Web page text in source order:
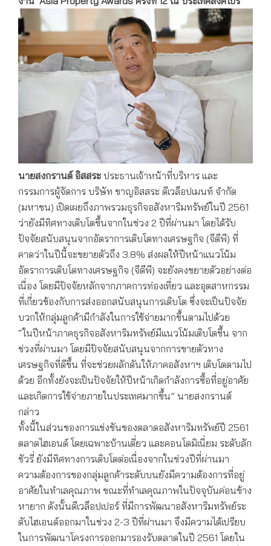
นายสงกรานต์ อิสสระ ประธานเจ้าหน้าที่บริหาร และ
กรรมการผู้จัดการ บริษัท ชาญอิสสระ ดีเวล็อปเมนท์ จำกัด
(มหาชน) เปิดเผยถึงภาพรวมธุรกิจอสังหาริมทรัพย์ในปี 2561
ว่ายังมีทิศทางเติบโตขึ้นจากในช่วง 2 ปีที่ผ่านมา โดยได้รับ
ปัจจัยสนับสนุนจากอัตราการเติบโตทางเศรษฐกิจ (จีดีพี) ที่
คาดว่าในปีนี้จะขยายตัวถึง 3.8% ส่งผลให้ปีหน้าแนวโน้ม
อัตราการเติบโตทางเศรษฐกิจ (จีดีพี) จะยังคงขยายตัวอย่างต่อ
เนื่อง โดยมีปัจจัยหลักจากภาคการท่องเที่ยว และอุตสาหกรรม
ที่เกี่ยวข้องกับการส่งออกสนับสนุนการเติบโต ซึ่งจะเป็นปัจจัย
บวกให้กลุ่มลูกค้ามีกำลังในการใช้จ่ายมากขึ้นตามไปด้วย
“ในปีหน้าภาคธุรกิจอสังหาริมทรัพย์มีแนวโน้มเติบโตขึ้น จาก
ช่วงที่ผ่านมา โดยมีปัจจัยสนับสนุนจากการขายตัวทาง
เศรษฐกิจที่ดีขึ้น ที่จะช่วยผลักดันให้ภาคอสังหาฯ เติบโตตามไป
ด้วย อีกทั้งยังจะเป็นปัจจัยให้ปีหน้าเกิดกำลังการซื้อที่อยู่อาศัย
และเกิดการใช้จ่ายภายในประเทศมากขึ้น” นายสงกรานต์
กล่าว
ทั้งนี้ในส่วนของการแข่งขันของตลาดอสังหาริมทรัพย์ปี 2561
ตลาดไฮเอนด์ โดยเฉพาะบ้านเดี่ยว และคอนโดมิเนี่ยม ระดับลัก
ชัวรี่ ยังมีทิศทางการเติบโตต่อเนื่องจากในช่วงปีที่ผ่านมา
ความต้องการของกลุ่มลูกค้าระดับบนยังมีความต้องการที่อยู่
อาศัยในทำเลคุณภาพ ขณะที่ทำเลคุณภาพในปัจจุบันค่อนข้าง
หายาก ดังนั้นดีเวล็อปเปอร์ ที่มีการพัฒนาอสังหาริมทรัพย์ระ
ดับไฮเอนด์ออกมาในช่วง 2-3 ปีที่ผ่านมา จึงมีความได้เปรียบ
ในการพัฒนาโครงการออกมารองรับตลาดในปี 2561 โดยใน